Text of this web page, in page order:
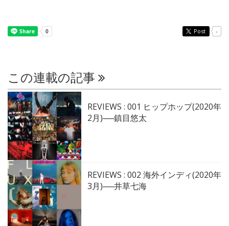
Post -
この連載の記事
REVIEWS : 001 ヒップホップ(2020年
2月)──鎮目悠太
REVIEWS : 002 海外インディ(2020年
3月)──井草七海